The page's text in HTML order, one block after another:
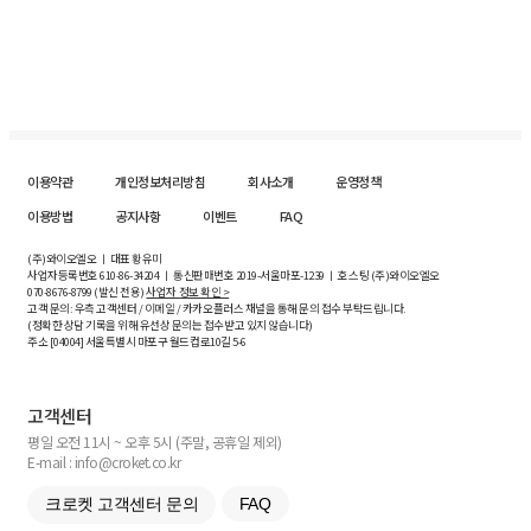
이용약관 개인정보처리방침 회사소개
운영정책
이용방법
공지사항 이벤트 FAQ
(주)와이오엘오 ㅣ 대표 황유미
사업자등록번호610-86-34204ㅣ 통신판매번호 2019-서울마포-1239 ㅣ 호스팅 (주)와이오엘오
070-8676-8799 (발신 전용)사업자 정보 확인 >
고객 문의: 우측 고객센터 / 이메일 / 카카오플러스 채널을 통해 문의 접수 부탁드립니다.
(정확한 상담 기록을 위해 유선상 문의는 접수받고 있지 않습니다)
주소 [04004] 서울특별시 마포구 월드컵로10길5-6
고객센터
평일 오전 11시 ~ 오후 5시 (주말, 공휴일 제외)
E-mail : info@croket.co.kr
크로켓 고객센터 문의 FAQ